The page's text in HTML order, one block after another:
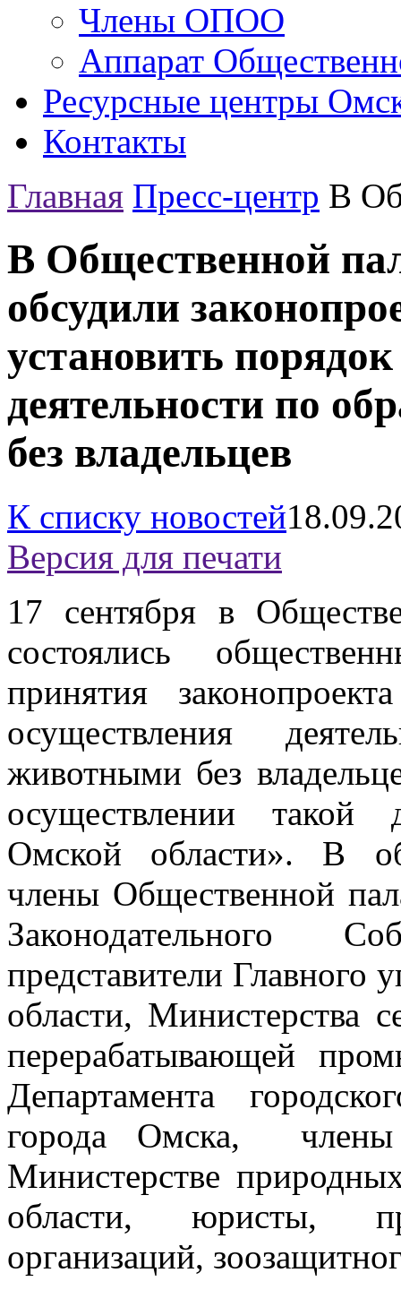
Члены ОПОО
Аппарат
Ресурсные центры
Контакты
Главная Пресс-центр В
В Общественной
обсудили
установить
деятельности по
без владельцев
К списку новостей
Версия для печати
17 сентября в
состоялись
принятия
осуществления
животными без
осуществлении такой
Омской области». В
члены Общественной
Законодательного
представители Главного
области, Министерства
перерабатывающей
Департамента
города Омска, члены
Министерстве
области, юристы,
организаций,